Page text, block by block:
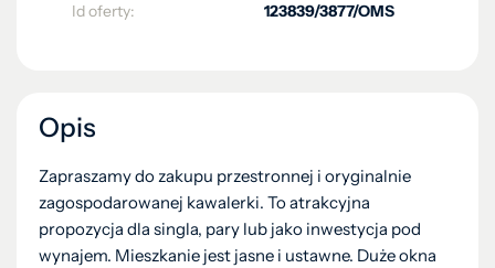
Id oferty: 123839/3877/OMS
Opis
Zapraszamy do zakupu przestronnej i oryginalnie
zagospodarowanej kawalerki. To atrakcyjna
propozycja dla singla, pary lub jako inwestycja pod
wynajem. Mieszkanie jest jasne i ustawne. Duże okna